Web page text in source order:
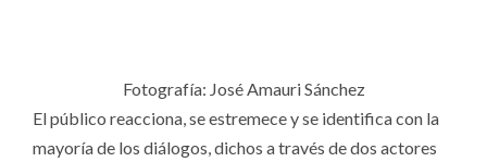
Fotografía: José Amauri Sánchez
El público reacciona, se estremece y se identifica con la
mayoría de los diálogos, dichos a través de dos actores